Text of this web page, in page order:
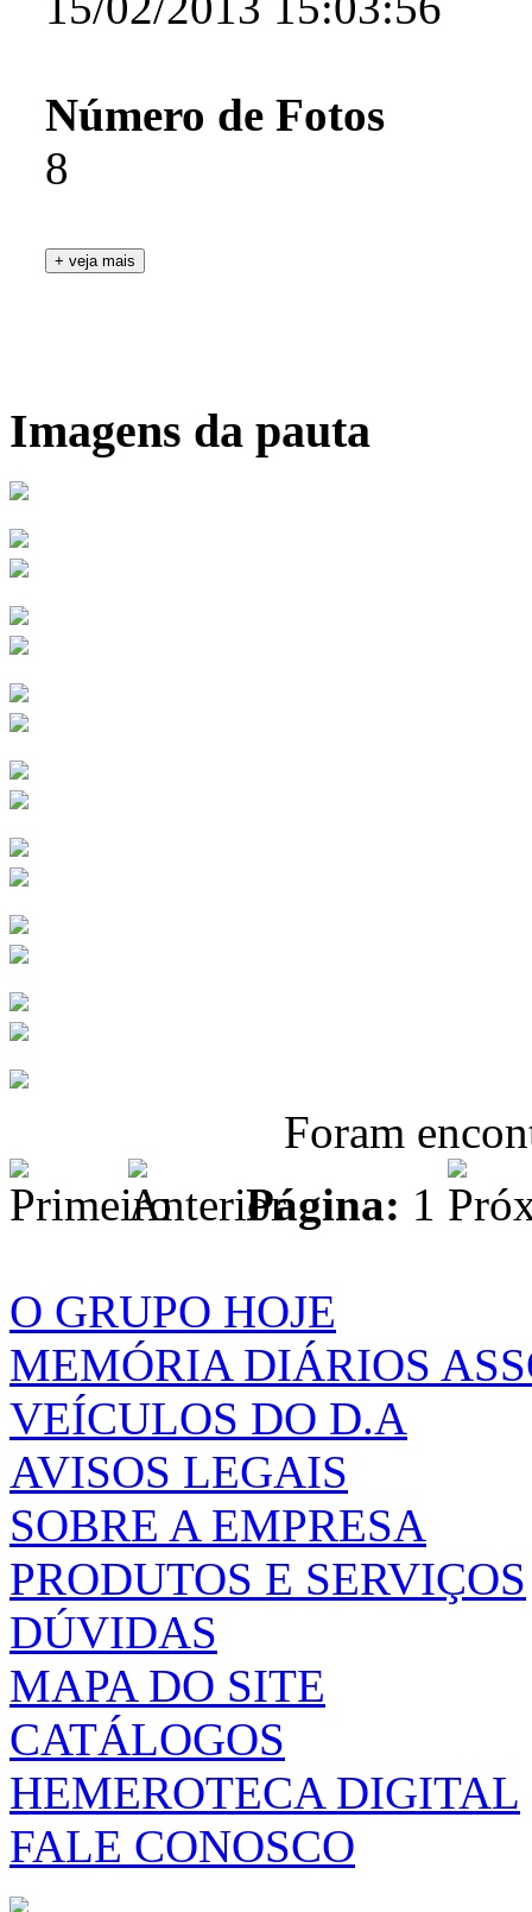
Número de Fotos
8
Imagens da pauta
Foram
Página: 1
O GRUPO HOJE
MEMÓRIA DIÁRIOS
VEÍCULOS DO D.A
AVISOS LEGAIS
SOBRE A EMPRESA
PRODUTOS E SERVIÇOS
DÚVIDAS
MAPA DO SITE
CATÁLOGOS
HEMEROTECA DIGITAL
FALE CONOSCO